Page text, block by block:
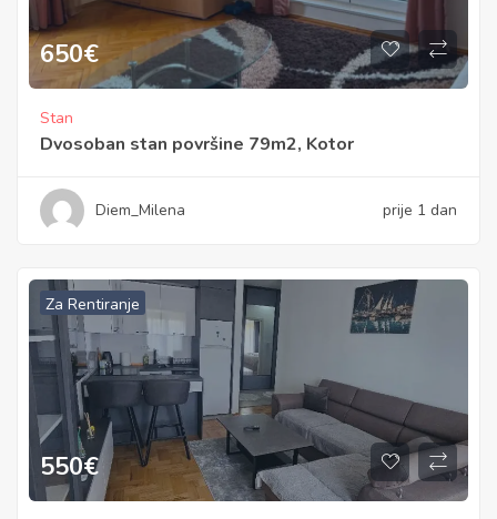
650€
Stan
Dvosoban stan površine 79m2, Kotor
Diem_Milena prije 1 dan
Za Rentiranje
550€